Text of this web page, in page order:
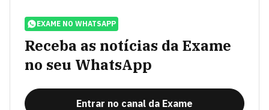
EXAME NO WHATSAPP
Receba as notícias da Exame
no seu WhatsApp
Entrar no canal da Exame